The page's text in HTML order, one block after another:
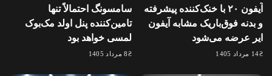
آیفون ۲۰ با خنک‌کننده پیشرفته
و بدنه فوق‌باریک مشابه آیفون
ایر عرضه می‌شود
14 مرداد 1405
سامسونگ احتمالاً تنها
تامین‌کننده پنل اولد مک‌بوک
لمسی خواهد بود
8 مرداد 1405